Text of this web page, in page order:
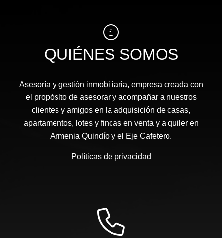
QUIÉNES SOMOS
Asesoría y gestión inmobiliaria, empresa creada con
el propósito de asesorar y acompañar a nuestros
clientes y amigos en la adquisición de casas,
apartamentos, lotes y fincas en venta y alquiler en
Armenia Quindío y el Eje Cafetero.
Políticas de privacidad